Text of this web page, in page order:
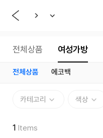
전체상품 여성가방
전체상품 에코백
카테고리 색상
1 Items